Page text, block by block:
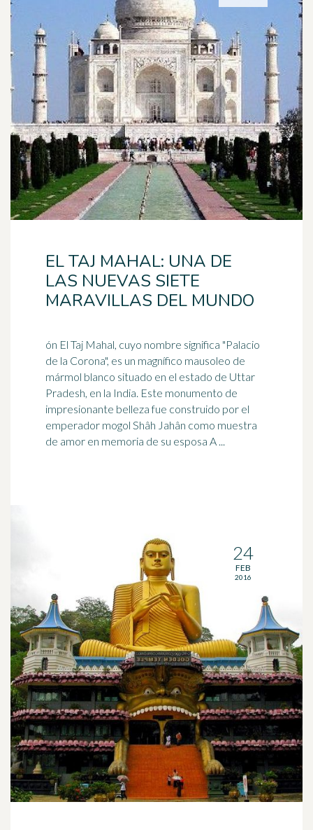
EL TAJ MAHAL: UNA DE
LAS NUEVAS SIETE
MARAVILLAS DEL MUNDO
ón El Taj Mahal, cuyo nombre significa "Palacio
de la Corona", es un magnífico mausoleo de
mármol blanco situado en el estado de Uttar
Pradesh, en la India. Este monumento de
impresionante belleza fue construido por el
emperador mogol Shâh Jahân como muestra
de amor en memoria de su esposa A ...
24
FEB
2016